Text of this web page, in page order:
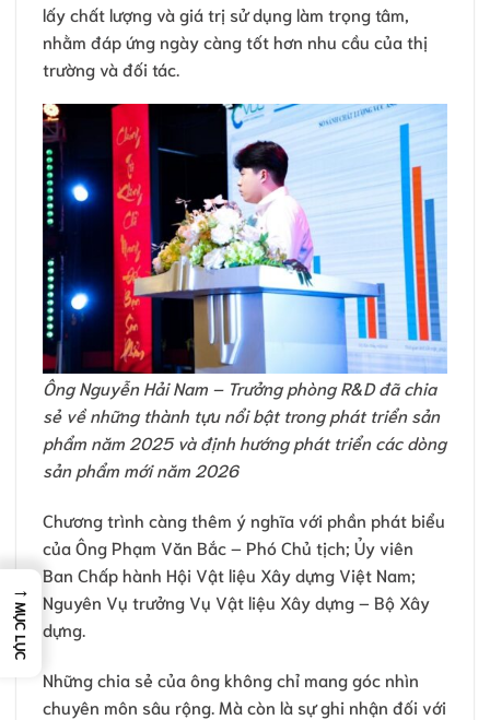
lấy chất lượng và giá trị sử dụng làm trọng tâm,
nhằm đáp ứng ngày càng tốt hơn nhu cầu của thị
trường và đối tác.
Ông Nguyễn Hải Nam – Trưởng phòng R&D đã chia
sẻ về những thành tựu nổi bật trong phát triển sản
phẩm năm 2025 và định hướng phát triển các dòng
sản phẩm mới năm 2026
Chương trình càng thêm ý nghĩa với phần phát biểu
của Ông Phạm Văn Bắc – Phó Chủ tịch; Ủy viên
Ban Chấp hành Hội Vật liệu Xây dựng Việt Nam;
Nguyên Vụ trưởng Vụ Vật liệu Xây dựng – Bộ Xây
dựng.
Những chia sẻ của ông không chỉ mang góc nhìn
chuyên môn sâu rộng. Mà còn là sự ghi nhận đối với
→
MỤC LỤC